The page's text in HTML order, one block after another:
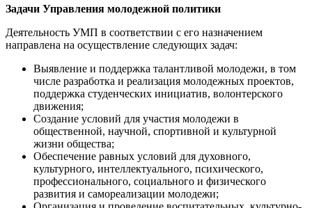
Задачи Управления молодежной политики
Деятельность УМП в соответствии с его назначением
направлена на осуществление следующих задач:
Выявление и поддержка талантливой молодежи, в том
числе разработка и реализация молодежных проектов,
поддержка студенческих инициатив, волонтерского
движения;
Создание условий для участия молодежи в
общественной, научной, спортивной и культурной
жизни общества;
Обеспечение равных условий для духовного,
культурного, интеллектуального, психического,
профессионального, социального и физического
развития и самореализации молодежи;